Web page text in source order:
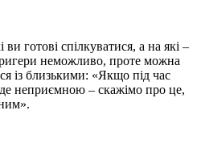
готові спілкуватися, а на які –
неможливо, проте можна
із близькими: «Якщо під час
неприємною – скажімо про це,